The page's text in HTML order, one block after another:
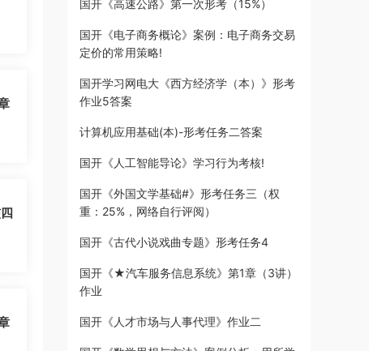
国开《高速公路》第一次形考（15%）
国开《电子商务概论》案例：电子商务交易
定价的常用策略!
国开学习网电大《西方经济学（本）》形考
作业5答案
计算机应用基础(本)-形考任务二答案
国开《人工智能导论》学习行为考核!
国开《外国文学基础#》形考任务三（权
重：25%，网络自行评阅）
国开《古代小说戏曲专题》形考任务4
国开《★汽车服务信息系统》第1章（3讲）
作业
国开《人才市场与人事代理》作业二